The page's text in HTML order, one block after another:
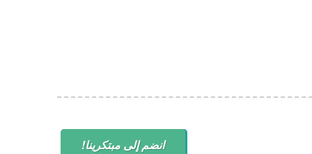
انضم إلى مبتكرينا!